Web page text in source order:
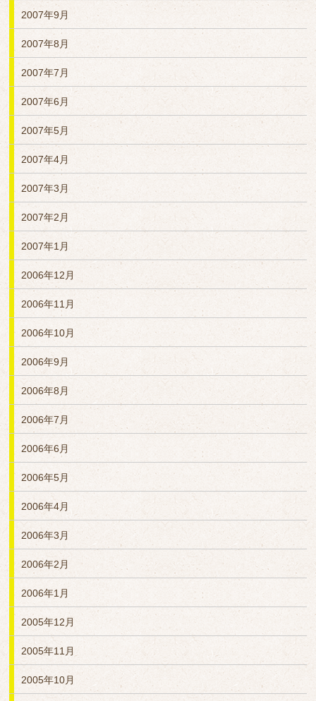
2007年9月
2007年8月
2007年7月
2007年6月
2007年5月
2007年4月
2007年3月
2007年2月
2007年1月
2006年12月
2006年11月
2006年10月
2006年9月
2006年8月
2006年7月
2006年6月
2006年5月
2006年4月
2006年3月
2006年2月
2006年1月
2005年12月
2005年11月
2005年10月